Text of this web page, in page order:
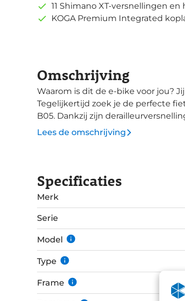
11 Shimano XT-versnellingen
KOGA Premium Integrated
Omschrijving
Waarom is dit de e-bike voor jou? Jij fietst graag lange tochten en je schuwt de heuvels niet.
Tegelijkertijd zoek je de perfecte
B05. Dankzij zijn
Hiermee kom je altijd boven, hoe steil de
voorzien van een krachtige Bosch
voor de motor geplaatst en stijlvol
laden. Het Kiox 300-display is de ideale keuze voor de sportieve e-biker. Via de handige app
koppel je de display met je
Bosch Kiox 300 display ook als navigatie gebruiken!
Shimano Deore XT groep met 11
versnellingsbereik maar ook een
vertrouwde remgevoel is hij
zoals jij dat verwacht. Het prachtige KOGA light design geeft de fiets naast een esthetische
uitstraling ook goed zicht en goede
Lees de omschrijving
Specificaties
Merk
Serie
Model
Type
Frame